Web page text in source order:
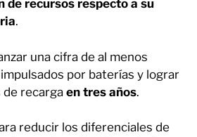
de recursos respecto a su
.
una cifra de al menos
impulsados por baterías y lograr
recarga en tres años.
reducir los diferenciales de